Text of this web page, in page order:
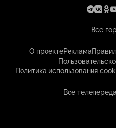
Все
О проектеРеклама
Политика использования
Все